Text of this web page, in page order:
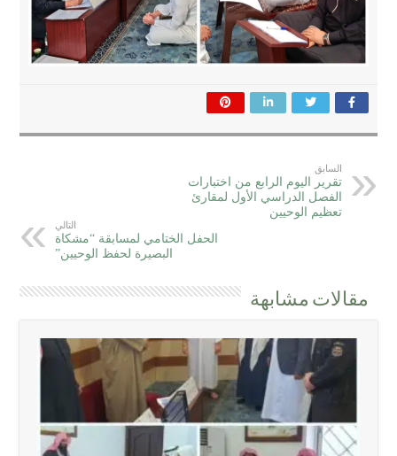
السابق
تقرير اليوم الرابع من اختبارات
الفصل الدراسي الأول لمقارئ
تعظيم الوحيين
التالي
الحفل الختامي لمسابقة “مشكاة
البصيرة لحفظ الوحيين”
مقالات مشابهة